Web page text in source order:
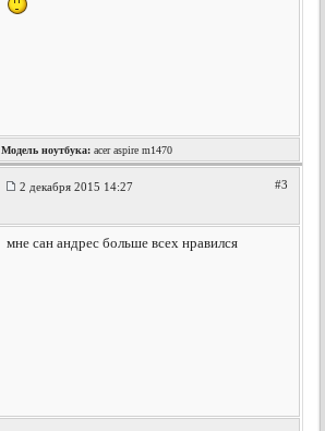
Модель ноутбука: acer aspire m1470
2 декабря 2015 14:27 #3
мне сан андрес больше всех нравился